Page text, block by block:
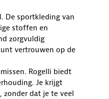
De sportkleding van
stoffen en
zorgvuldig
vertrouwen op de
Rogelli biedt
Je krijgt
zonder dat je te veel